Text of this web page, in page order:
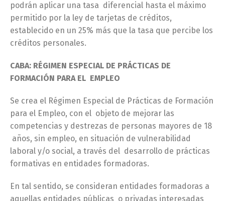
podrán aplicar una tasa diferencial hasta el máximo
permitido por la ley de tarjetas de créditos,
establecido en un 25% más que la tasa que percibe los
créditos personales.
CABA: RÉGIMEN ESPECIAL DE PRÁCTICAS DE
FORMACIÓN PARA EL EMPLEO
Se crea el Régimen Especial de Prácticas de Formación
para el Empleo, con el objeto de mejorar las
competencias y destrezas de personas mayores de 18
años, sin empleo, en situación de vulnerabilidad
laboral y/o social, a través del desarrollo de prácticas
formativas en entidades formadoras.
En tal sentido, se consideran entidades formadoras a
aquellas entidades públicas o privadas interesadas